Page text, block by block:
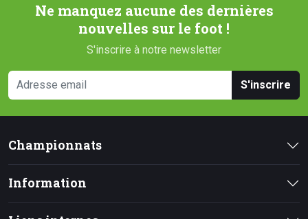
Ne manquez aucune des dernières
nouvelles sur le foot !
S'inscrire à notre newsletter
S'inscrire
Championnats
Information